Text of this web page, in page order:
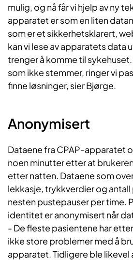
mulig, og nå får vi hjelp av ny
apparatet er som en liten
som er et sikkerhetsklarert,
kan vi lese av apparatets data
trenger å komme til
som ikke stemmer, ringer vi
finne løsninger, sier Bjørge.
Anonymisert
Dataene fra CPAP-apparatet
noen minutter etter at
etter natten. Dataene som
lekkasje, trykkverdier og
nesten pustepauser per time.
identitet er anonymisert når
- De fleste pasientene har
ikke store problemer med å
apparatet. Tidligere ble likevel